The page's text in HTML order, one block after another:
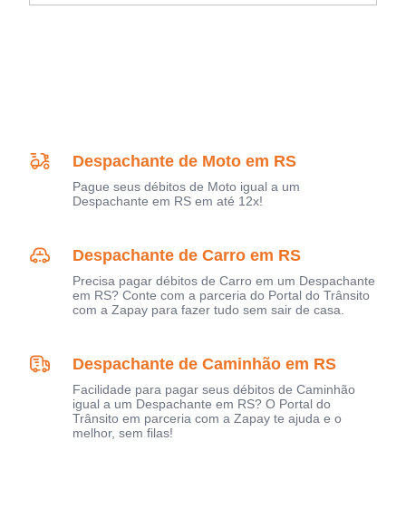
Despachante de Moto em RS
Pague seus débitos de Moto igual a um
Despachante em RS em até 12x!
Despachante de Carro em RS
Precisa pagar débitos de Carro em um Despachante
em RS? Conte com a parceria do Portal do Trânsito
com a Zapay para fazer tudo sem sair de casa.
Despachante de Caminhão em RS
Facilidade para pagar seus débitos de Caminhão
igual a um Despachante em RS? O Portal do
Trânsito em parceria com a Zapay te ajuda e o
melhor, sem filas!